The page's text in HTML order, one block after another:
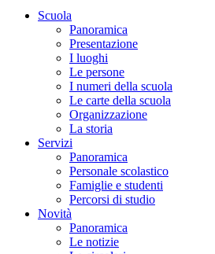
Scuola
Panoramica
Presentazione
I luoghi
Le persone
I numeri della scuola
Le carte della scuola
Organizzazione
La storia
Servizi
Panoramica
Personale scolastico
Famiglie e studenti
Percorsi di studio
Novità
Panoramica
Le notizie